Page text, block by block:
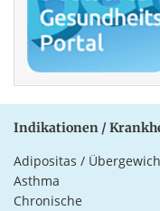
Indikationen /
Adipositas /
Asthma
Chronische